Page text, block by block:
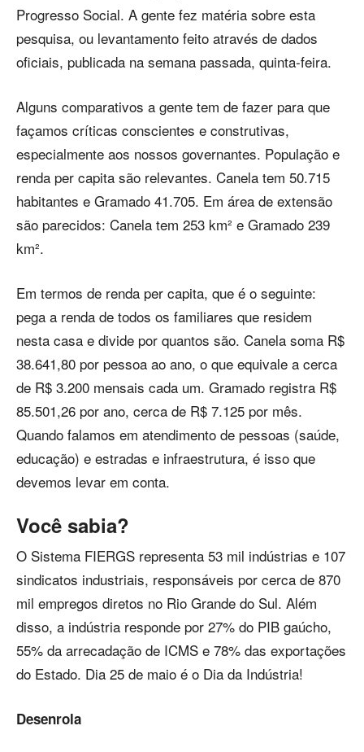
Progresso Social. A gente fez matéria sobre esta
pesquisa, ou levantamento feito através de dados
oficiais, publicada na semana passada, quinta-feira.
Alguns comparativos a gente tem de fazer para que
façamos críticas conscientes e construtivas,
especialmente aos nossos governantes. População e
renda per capita são relevantes. Canela tem 50.715
habitantes e Gramado 41.705. Em área de extensão
são parecidos: Canela tem 253 km² e Gramado 239
km².
Em termos de renda per capita, que é o seguinte:
pega a renda de todos os familiares que residem
nesta casa e divide por quantos são. Canela soma R$
38.641,80 por pessoa ao ano, o que equivale a cerca
de R$ 3.200 mensais cada um. Gramado registra R$
85.501,26 por ano, cerca de R$ 7.125 por mês.
Quando falamos em atendimento de pessoas (saúde,
educação) e estradas e infraestrutura, é isso que
devemos levar em conta.
Você sabia?
O Sistema FIERGS representa 53 mil indústrias e 107
sindicatos industriais, responsáveis por cerca de 870
mil empregos diretos no Rio Grande do Sul. Além
disso, a indústria responde por 27% do PIB gaúcho,
55% da arrecadação de ICMS e 78% das exportações
do Estado. Dia 25 de maio é o Dia da Indústria!
Desenrola